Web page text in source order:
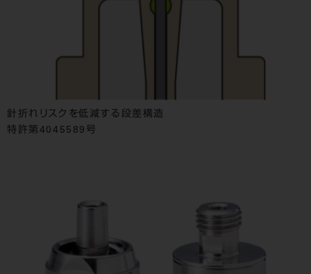
針折れリスクを低減する段差構造
特許第4045589号